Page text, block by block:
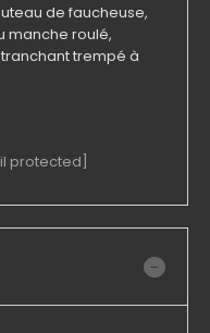
de faucheuse,
manche roulé,
trempé à
protected]